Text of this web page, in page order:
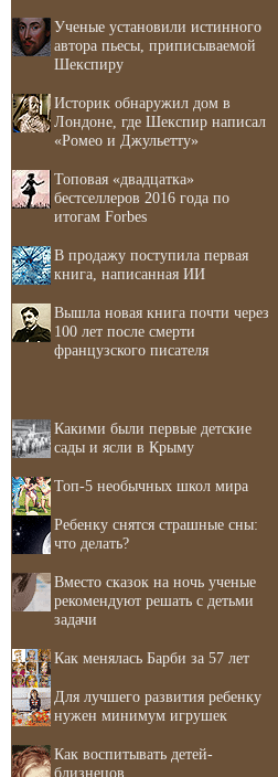
Ученые установили истинного
автора пьесы, приписываемой
Шекспиру
Историк обнаружил дом в
Лондоне, где Шекспир написал
«Ромео и Джульетту»
Топовая «двадцатка»
бестселлеров 2016 года по
итогам Forbes
В продажу поступила первая
книга, написанная ИИ
Вышла новая книга почти через
100 лет после смерти
французского писателя
Какими были первые детские
сады и ясли в Крыму
Топ-5 необычных школ мира
Ребенку снятся страшные сны:
что делать?
Вместо сказок на ночь ученые
рекомендуют решать с детьми
задачи
Как менялась Барби за 57 лет
Для лучшего развития ребенку
нужен минимум игрушек
Как воспитывать детей-
близнецов